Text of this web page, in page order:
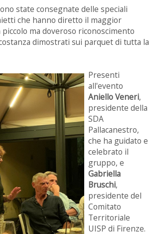
state consegnate delle speciali
che hanno diretto il maggior
ma doveroso riconoscimento
dimostrati sui parquet di tutta la
Presenti
all'evento
Aniello Veneri,
presidente della
SDA
Pallacanestro,
che ha guidato e
celebrato il
gruppo, e
Gabriella
Bruschi,
presidente del
Comitato
Territoriale
UISP di Firenze.